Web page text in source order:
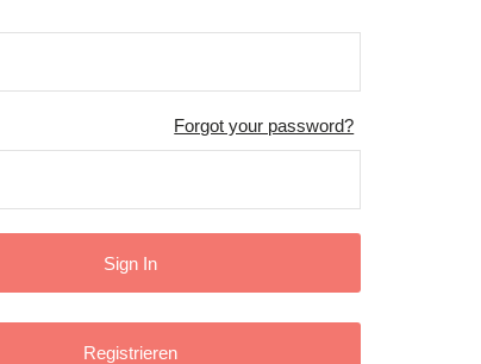
Forgot your password?
Registrieren